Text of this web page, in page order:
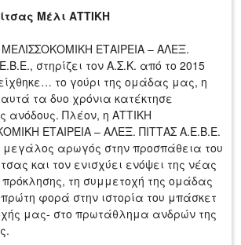
Μέλι ΑΤΤΙΚΗ
ΕΤΑΙΡΕΙΑ – ΑΛΕΞ.
στηρίζει τον Α.Σ.Κ. από το 2015
το γούρι της ομάδας μας, η
τα δυο χρόνια κατέκτησε
ανόδους. Πλέον, η ΑΤΤΙΚΗ
ΕΤΑΙΡΕΙΑ – ΑΛΕΞ. ΠΙΤΤΑΣ Α.Ε.Β.Ε.
μεγάλος αρωγός στην προσπάθεια του
και τον ενισχύει ενόψει της νέας
τη συμμετοχή της ομάδας
φορά στην ιστορία του μπάσκετ
μας- στο πρωτάθλημα ανδρών της